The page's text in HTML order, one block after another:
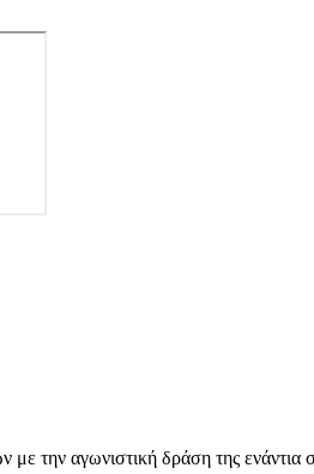
αγωνιστική δράση της ενάντια